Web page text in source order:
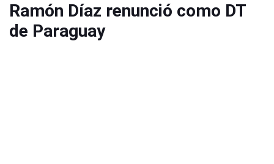
Ramón Díaz renunció como DT
de Paraguay